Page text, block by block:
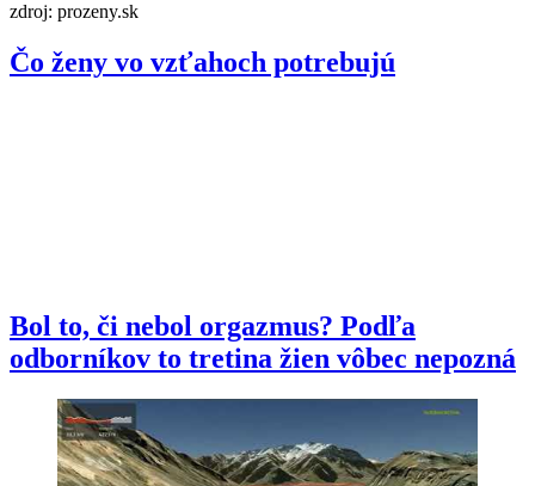
zdroj: prozeny.sk
Čo ženy vo vzťahoch potrebujú
Bol to, či nebol orgazmus? Podľa
odborníkov to tretina žien vôbec nepozná